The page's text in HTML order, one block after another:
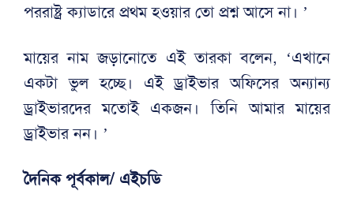
পররাষ্ট্র ক্যাডারে প্রথম হওয়ার তো প্রশ্ন আসে না। ’
মায়ের নাম জড়ানোতে এই তারকা বলেন, ‘এখানে
একটা ভুল হচ্ছে। এই ড্রাইভার অফিসের অন্যান্য
ড্রাইভারদের মতোই একজন। তিনি আমার মায়ের
ড্রাইভার নন। ’
দৈনিক পূর্বকাল/ এইচডি